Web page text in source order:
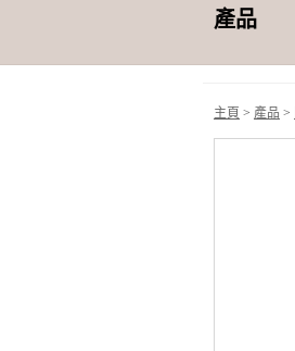
產品
主頁 > 產品 >